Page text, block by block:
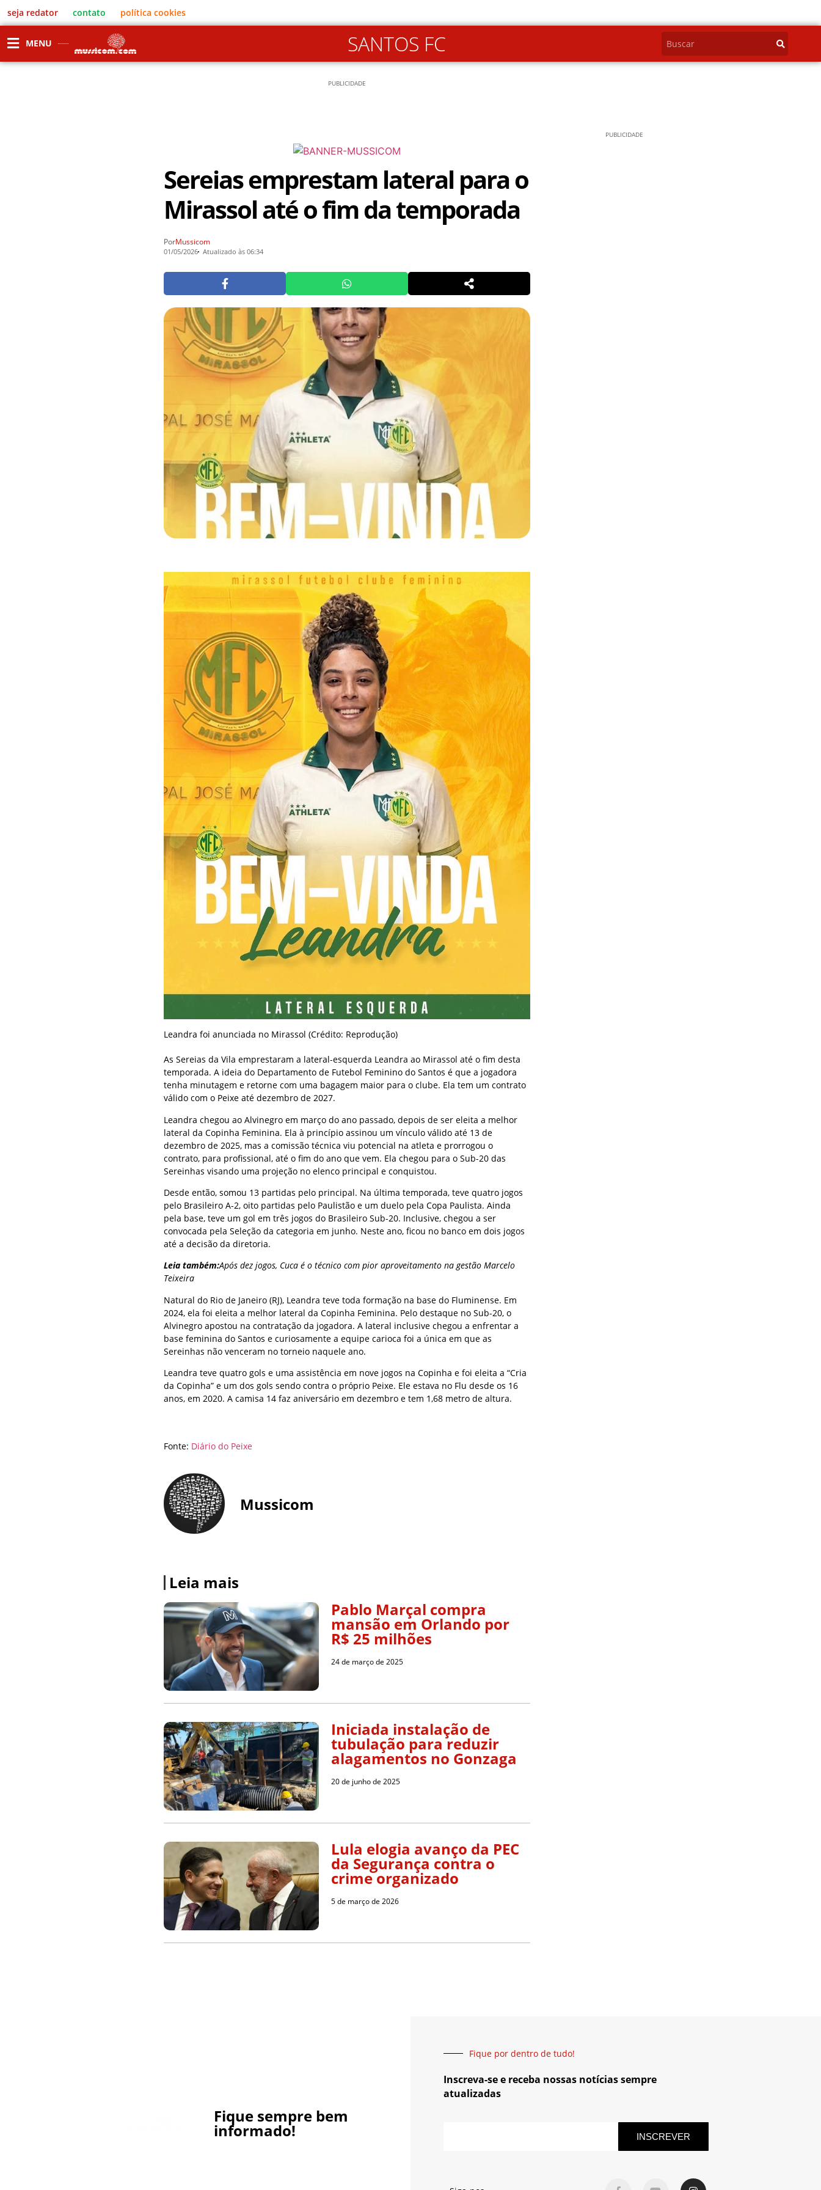
seja redator contato política cookies
MENU SANTOS FC
PUBLICIDADE
Sereias emprestam lateral para o
Mirassol até o fim da temporada
PorMussicom
01/05/2026 Atualizado às 06:34
Leandra foi anunciada no Mirassol (Crédito: Reprodução)
As Sereias da Vila emprestaram a lateral-esquerda Leandra ao Mirassol até o fim desta
temporada. A ideia do Departamento de Futebol Feminino do Santos é que a jogadora
tenha minutagem e retorne com uma bagagem maior para o clube. Ela tem um contrato
válido com o Peixe até dezembro de 2027.
Leandra chegou ao Alvinegro em março do ano passado, depois de ser eleita a melhor
lateral da Copinha Feminina. Ela à princípio assinou um vínculo válido até 13 de
dezembro de 2025, mas a comissão técnica viu potencial na atleta e prorrogou o
contrato, para profissional, até o fim do ano que vem. Ela chegou para o Sub-20 das
Sereinhas visando uma projeção no elenco principal e conquistou.
Desde então, somou 13 partidas pelo principal. Na última temporada, teve quatro jogos
pelo Brasileiro A-2, oito partidas pelo Paulistão e um duelo pela Copa Paulista. Ainda
pela base, teve um gol em três jogos do Brasileiro Sub-20. Inclusive, chegou a ser
convocada pela Seleção da categoria em junho. Neste ano, ficou no banco em dois jogos
até a decisão da diretoria.
Leia também:Após dez jogos, Cuca é o técnico com pior aproveitamento na gestão Marcelo
Teixeira
Natural do Rio de Janeiro (RJ), Leandra teve toda formação na base do Fluminense. Em
2024, ela foi eleita a melhor lateral da Copinha Feminina. Pelo destaque no Sub-20, o
Alvinegro apostou na contratação da jogadora. A lateral inclusive chegou a enfrentar a
base feminina do Santos e curiosamente a equipe carioca foi a única em que as
Sereinhas não venceram no torneio naquele ano.
Leandra teve quatro gols e uma assistência em nove jogos na Copinha e foi eleita a “Cria
da Copinha” e um dos gols sendo contra o próprio Peixe. Ele estava no Flu desde os 16
anos, em 2020. A camisa 14 faz aniversário em dezembro e tem 1,68 metro de altura.
Fonte: Diário do Peixe
Mussicom
Leia mais
Pablo Marçal compra
mansão em Orlando por
R$ 25 milhões
24 de março de 2025
Iniciada instalação de
tubulação para reduzir
alagamentos no Gonzaga
20 de junho de 2025
Lula elogia avanço da PEC
da Segurança contra o
crime organizado
5 de março de 2026
PUBLICIDADE
Fique sempre bem
informado!
Fique por dentro de tudo!
Inscreva-se e receba nossas notícias sempre
atualizadas
INSCREVER